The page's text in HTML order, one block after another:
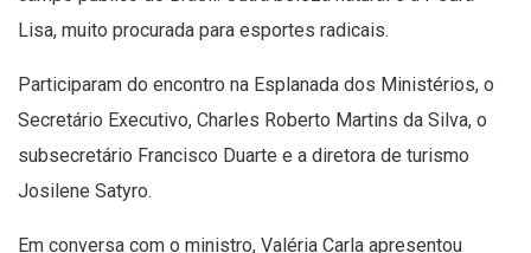
Lisa, muito procurada para esportes radicais.
Participaram do encontro na Esplanada dos Ministérios, o
Secretário Executivo, Charles Roberto Martins da Silva, o
subsecretário Francisco Duarte e a diretora de turismo
Josilene Satyro.
Em conversa com o ministro, Valéria Carla apresentou